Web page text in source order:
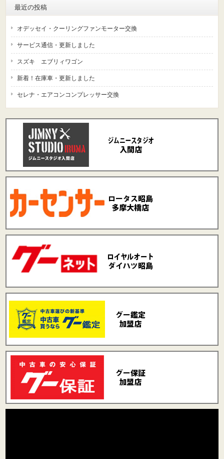
最近の投稿
オデッセイ・クーリングファンモーター交換
サービス通信・更新しました
スズキ エブリィワゴン
新着！在庫車・更新しました
セレナ・エアコンコンプレッサー交換